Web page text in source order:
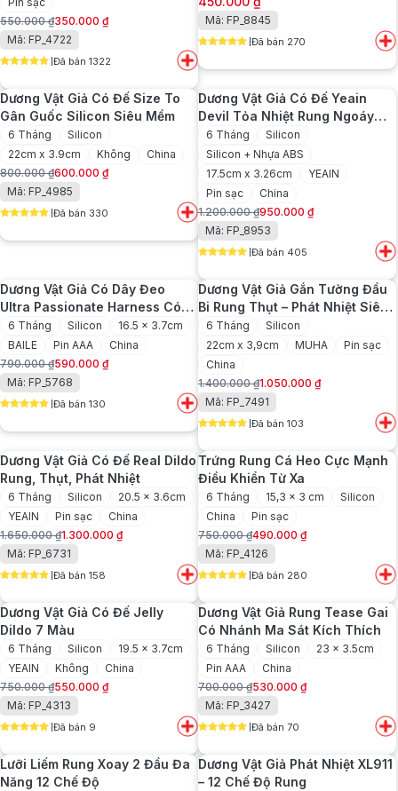
550.000₫
Giá
gốc
là:
550.000 ₫.
350.000 ₫
Giá
hiện
tại
là:
350.000 ₫.
Mã: FP_4722
Đã bán 1322
Mã: FP_8845
Đã bán 270
Dương Vật Giả Có Đế Size To
Gân Guốc Silicon Siêu Mềm
6 Tháng
Silicon
22cm x 3.9cm
Không
China
800.000₫
Giá
gốc
là:
800.000 ₫.
600.000 ₫
Giá
hiện
tại
là:
Mã: FP_4985
Đã bán 330
Dương Vật Giả Có Đế Yeain
Devil Tỏa Nhiệt Rung Ngoáy
Mạnh Mẽ
6 Tháng
Silicon
Silicon + Nhựa ABS
17.5cm x 3.26cm
YEAIN
Pin sạc
China
1.200.000₫
Giá
gốc
là:
1.200.000 ₫.
950.000 ₫
Giá
hiện
tại
là:
950.000 ₫.
Mã: FP_8953
Đã bán 405
Dương Vật Giả Có Dây Đeo
Ultra Passionate Harness Có
Rung
6 Tháng Silicon
16.5 x 3.7cm
BAILE
Pin AAA
China
790.000₫
Giá
gốc
là:
790.000 ₫.
590.000 ₫
Giá
hiện
tại
là:
Mã: FP_5768
Đã bán 130
Dương Vật Giả Gắn Tường Đầu
Bi Rung Thụt – Phát Nhiệt Siêu
Mềm
6 Tháng
Silicon
22cm x 3,9cm
MUHA
Pin sạc
China
1.400.000₫
Giá
gốc
là:
1.400.000 ₫.
1.050.000 ₫
Giá
hiện
tại
là:
1.050.000 ₫.
Mã: FP_7491
Đã bán 103
Dương Vật Giả Có Đế Real Dildo
Rung, Thụt, Phát Nhiệt
6 Tháng Silicon
20.5 x 3.6cm
YEAIN
Pin sạc
China
1.650.000₫
Giá
gốc
là:
1.650.000 ₫.
1.300.000 ₫
Giá
hiện
tại
là:
1.300.000 ₫.
Mã: FP_6731
Đã bán 158
Trứng Rung Cá Heo Cực Mạnh
Điều Khiển Từ Xa
6 Tháng 15,3 x 3 cm
Silicon
China
Pin sạc
750.000₫
Giá
gốc
là:
750.000 ₫.
490.000 ₫
Giá
hiện
tại
là:
490.000 ₫.
Mã: FP_4126
Đã bán 280
Dương Vật Giả Có Đế Jelly
Dildo 7 Màu
6 Tháng Silicon
19.5 x 3.7cm
YEAIN
Không
China
750.000₫
Giá
gốc
là:
750.000 ₫.
550.000 ₫
Giá
hiện
tại
là:
550.000 ₫.
Mã: FP_4313
Đã bán 9
Dương Vật Giả Rung Tease Gai
Có Nhánh Ma Sát Kích Thích
6 Tháng Silicon
23 x 3.5cm
Pin AAA
China
700.000₫
Giá
gốc
là:
700.000 ₫.
530.000 ₫
Giá
hiện
tại
là:
530.000 ₫.
Mã: FP_3427
Đã bán 70
Lưỡi Liếm Rung Xoay 2 Đầu Đa
Năng 12 Chế Độ
Dương Vật Giả Phát Nhiệt XL911
– 12 Chế Độ Rung